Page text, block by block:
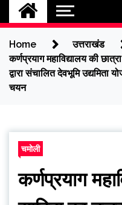
Home उत्तराखंड
कर्णप्रयाग महाविद्यालय की
द्वारा संचालित देवभूमि
चयन
चमोली
कर्णप्रयाग